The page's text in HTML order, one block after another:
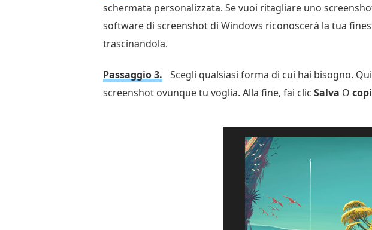
schermata personalizzata. Se vuoi ritagliare uno
software di screenshot di Windows riconoscerà la tua
trascinandola.
Passaggio 3.
Scegli qualsiasi forma di cui hai bisogno.
screenshot ovunque tu voglia. Alla fine, fai clic Salva O